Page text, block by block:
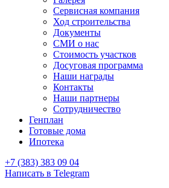
Сервисная компания
Ход строительства
Документы
СМИ о нас
Стоимость участков
Досуговая программа
Наши награды
Контакты
Наши партнеры
Сотрудничество
Генплан
Готовые дома
Ипотека
+7 (383) 383 09 04
Написать в Telegram